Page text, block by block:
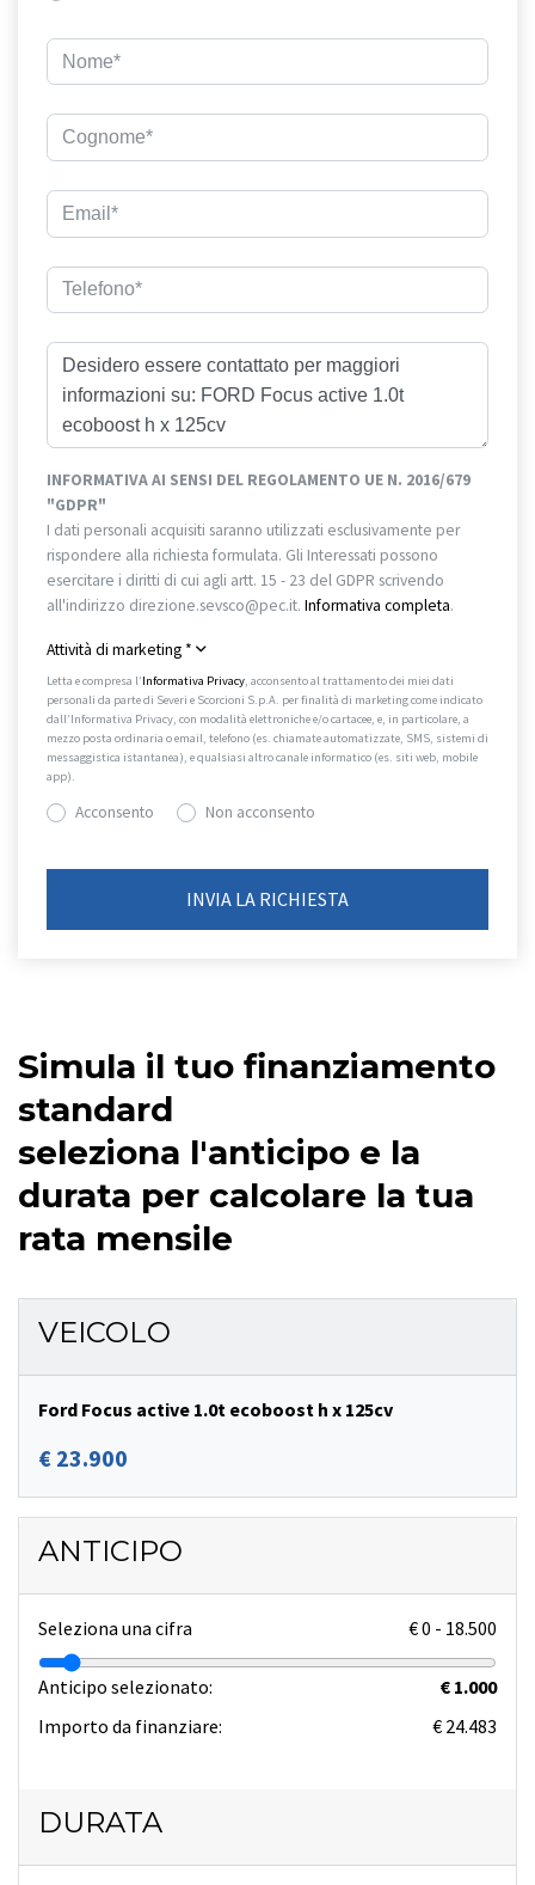
INFORMATIVA AI SENSI DEL REGOLAMENTO UE N. 2016/679
"GDPR"
I dati personali acquisiti saranno utilizzati esclusivamente per
rispondere alla richiesta formulata. Gli Interessati possono
esercitare i diritti di cui agli artt. 15 - 23 del GDPR scrivendo
all'indirizzo direzione.sevsco@pec.it. Informativa completa.
Attività di marketing *
Letta e compresa l’Informativa Privacy, acconsento al trattamento dei miei dati
personali da parte di Severi e Scorcioni S.p.A. per finalità di marketing come indicato
dall’Informativa Privacy, con modalità elettroniche e/o cartacee, e, in particolare, a
mezzo posta ordinaria o email, telefono (es. chiamate automatizzate, SMS, sistemi di
messaggistica istantanea), e qualsiasi altro canale informatico (es. siti web, mobile
app).
Acconsento Non acconsento
Simula il tuo finanziamento
standard
seleziona l'anticipo e la
durata per calcolare la tua
rata mensile
VEICOLO
Ford Focus active 1.0t ecoboost h x 125cv
€ 23.900
ANTICIPO
Seleziona una cifra €0 - 18.500
Anticipo selezionato:
€ 1.000
Importo da finanziare:
€ 24.483
DURATA